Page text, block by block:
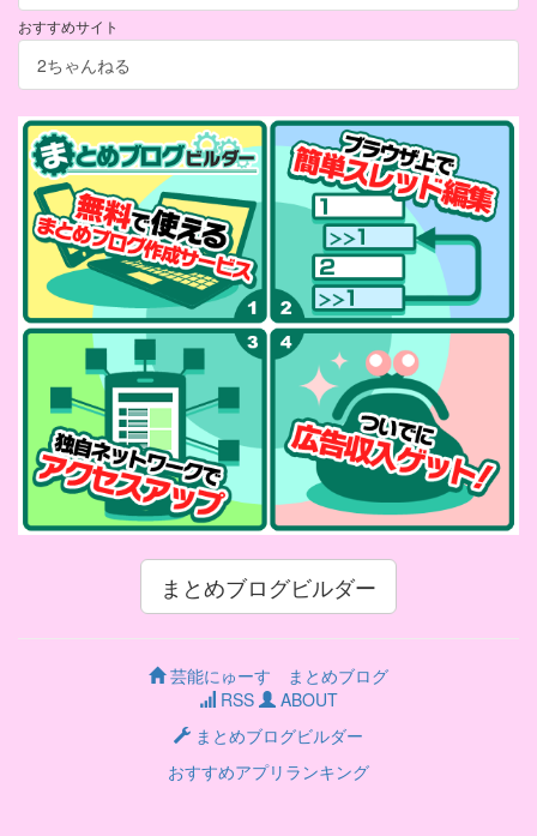
おすすめサイト
2ちゃんねる
まとめブログビルダー
芸能にゅーす まとめブログ
RSS
ABOUT
まとめブログビルダー
おすすめアプリランキング